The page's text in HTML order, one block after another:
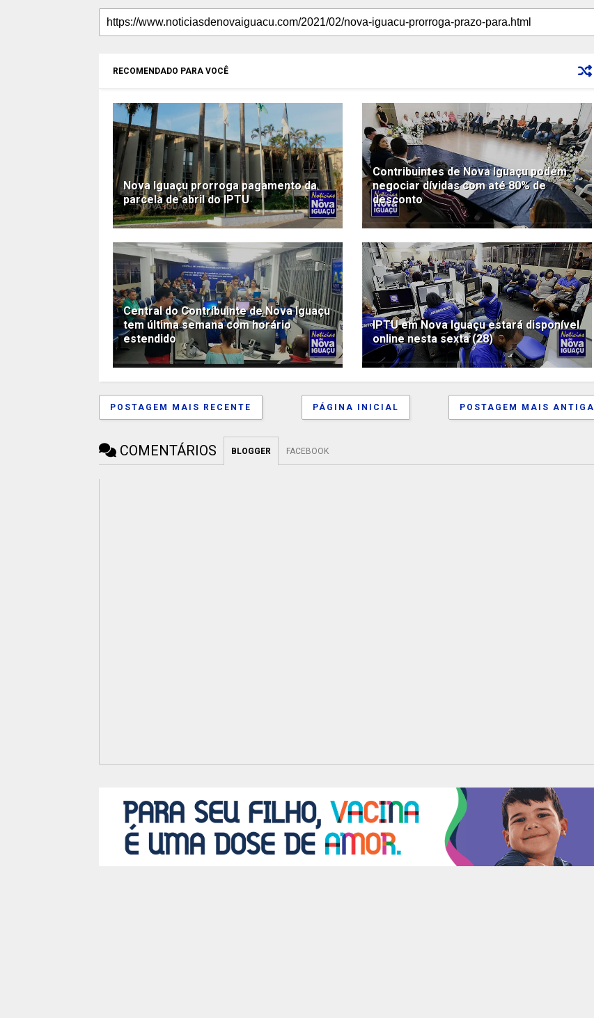
RECOMENDADO PARA VOCÊ
Nova Iguaçu prorroga pagamento da
parcela de abril do IPTU
Contribuintes de Nova Iguaçu podem
negociar dívidas com até 80% de
desconto
Central do Contribuinte de Nova Iguaçu
tem última semana com horário
estendido
IPTU em Nova Iguaçu estará disponível
online nesta sexta (28)
POSTAGEM MAIS RECENTE POSTAGEM MAIS ANTIGA
PÁGINA INICIAL
COMENTÁRIOS BLOGGER FACEBOOK